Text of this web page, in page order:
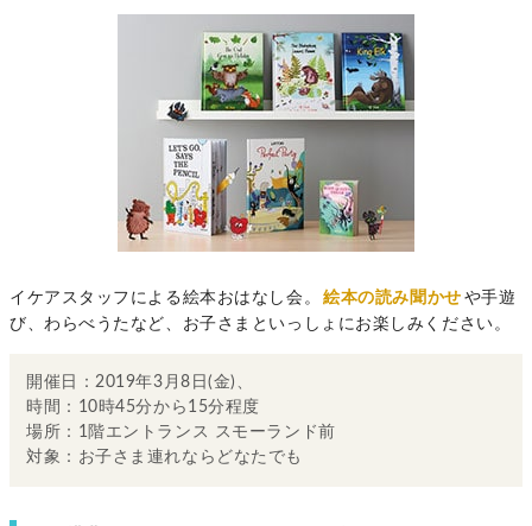
イケアスタッフによる絵本おはなし会。 絵本の読み聞かせ や手遊
び、わらべうたなど、お子さまといっしょにお楽しみください。
開催日：2019年3月8日(金)、
時間：10時45分から15分程度
場所：1階エントランス スモーランド前
対象：お子さま連れならどなたでも